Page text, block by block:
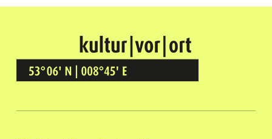
Kultur Vor Ort
BREMEN GRÖPELINGEN